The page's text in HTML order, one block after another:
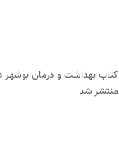
کتاب بهداشت و درمان
منتشر شد